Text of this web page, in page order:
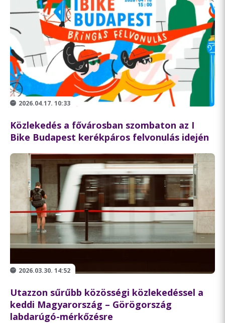
2026.04.17. 10:33
Közlekedés a fővárosban szombaton az I
Bike Budapest kerékpáros felvonulás idején
2026.03.30. 14:52
Utazzon sűrűbb közösségi közlekedéssel a
keddi Magyarország – Görögország
labdarúgó-mérkőzésre